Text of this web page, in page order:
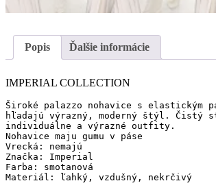
Popis Ďalšie informácie
IMPERIAL COLLECTION
Široké palazzo nohavice s
hľadajú výrazný, moderný štýl. Čistý
individuálne a výrazné outfity.
Nohavice maju gumu v páse
Vrecká: nemajú
Značka: Imperial
Farba: smotanová
Materiál: ľahký, vzdušný, nekrčivý